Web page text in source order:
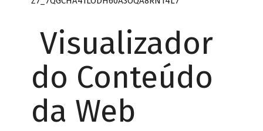
Visualizador
do Conteúdo
da Web